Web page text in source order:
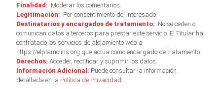
Finalidad: Moderar los comentarios.
Legitimación: Por consentimiento del interesado.
Destinatarios y encargados de tratamiento: No se ceden o
comunican datos a terceros para prestar este servicio. El Titular ha
contratado los servicios de alojamiento web a
https://elplamolins.org que actúa como encargado de tratamiento.
Derechos: Acceder, rectificar y suprimir los datos.
Información Adicional: Puede consultar la información
detallada en la Política de Privacidad